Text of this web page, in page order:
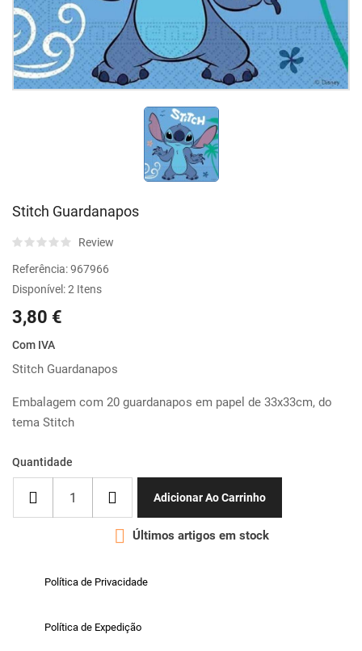
Stitch Guardanapos
Review
Referência:967966
Disponível:2 Itens
3,80 €
Com IVA
Stitch Guardanapos
Embalagem com 20 guardanapos em papel de 33x33cm, do
tema Stitch
Quantidade
Adicionar Ao Carrinho
 Últimos artigos em stock
Política de Privacidade
Política de Expedição